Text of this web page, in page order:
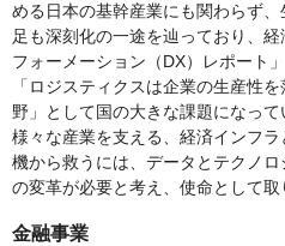
める日本の基幹産業にも関わらず
足も深刻化の一途を辿っており、
フォーメーション（DX）レポート
「ロジスティクスは企業の生産性
野」として国の大きな課題になって
様々な産業を支える、経済インフ
機から救うには、データとテクノ
の変革が必要と考え、使命として取
金融事業